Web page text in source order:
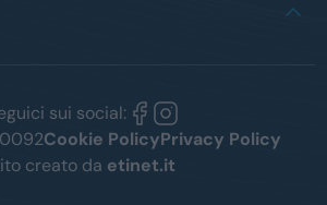
sui social:
Cookie PolicyPrivacy Policy
creato da etinet.it